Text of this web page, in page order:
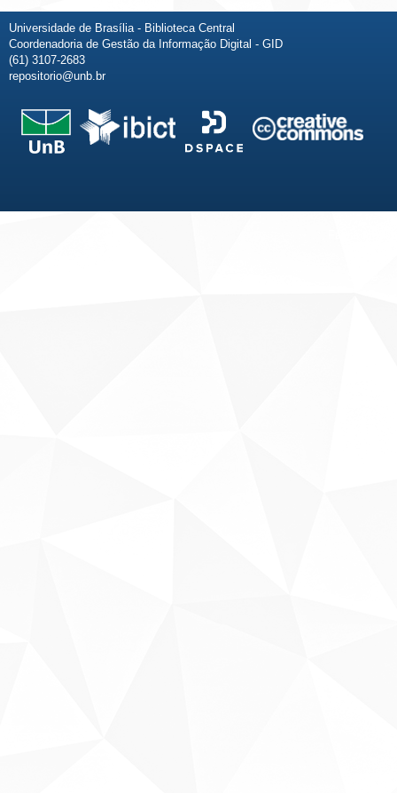
Universidade de Brasília - Biblioteca Central
Coordenadoria de Gestão da Informação Digital - GID
(61) 3107-2683
repositorio@unb.br